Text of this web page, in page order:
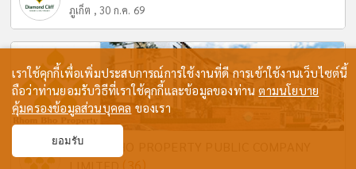
ภูเก็ต , 30 ก.ค. 69
RHOM BHO PROPERTY PUBLIC COMPANY
(36)
เราใช้คุกกี้เพื่อเพิ่มประสบการณ์การใช้งานที่ดี การเข้าใช้งานเว็บไซต์นี้
ถือว่าท่านยอมรับวิธีที่เราใช้คุกกี้และข้อมูลของท่านตามนโยบาย
คุ้มครองข้อมูลส่วนบุคคล ของเรา
ยอมรับ